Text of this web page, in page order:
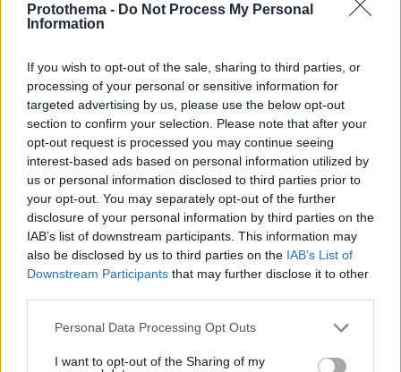
Protothema - Do Not Process My Personal
Information
If you wish to opt-out of the sale, sharing to third parties, or
processing of your personal or sensitive information for
targeted advertising by us, please use the below opt-out
section to confirm your selection. Please note that after your
opt-out request is processed you may continue seeing
interest-based ads based on personal information utilized by
us or personal information disclosed to third parties prior to
your opt-out. You may separately opt-out of the further
disclosure of your personal information by third parties on the
IAB’s list of downstream participants. This information may
also be disclosed by us to third parties on the IAB’s List of
Downstream Participants that may further disclose it to other
Please note that this website/app uses one or more Google
not limited to your visit or usage behaviour. You may click to
Personal Data Processing Opt Outs
I want to opt-out of the Sharing of my
* Υποχρεωτικά πεδία
ΡΟΗ ΕΙΔΗΣΕΩΝ